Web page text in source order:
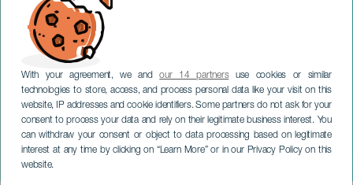
With your agreement, we andour 14 partnersuse cookies or similar
technologies to store, access, and process personal data like your visit on this
website, IP addresses and cookie identifiers. Some partners do not ask for your
consent to process your data and rely on their legitimate business interest. You
can withdraw your consent or object to data processing based on legitimate
interest at any time by clicking on “Learn More” or in our Privacy Policy on this
website.Tenerife Corporate Race
TENERIFE